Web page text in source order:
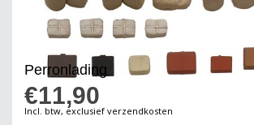
Perronlading
€11,90
Incl. btw, exclusief verzendkosten